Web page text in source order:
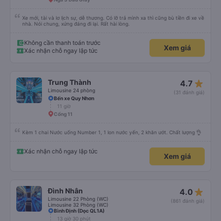
Xe mới, tài và lơ lịch sự, dễ thương. Có lỡ trả mình xa thì cũng bù tiền đi xe về
nhà. Nói chung, xứng đáng đi lại. Rất hài lòng.
Không cần thanh toán trước
Xác nhận chỗ ngay lập tức
Xem giá
Trung Thành
Limousine 24 phòng
4.7 star_rate
(31 đánh giá)
Bến xe Quy Nhơn
11 giờ
Cổng 11
Kèm 1 chai Nước uống Number 1, 1 lon nước yến, 2 khăn ướt. Chất lượng 👌
Xác nhận chỗ ngay lập tức
Xem giá
Đình Nhân
Limousine 22 Phòng (WC)
Limousine 32 Phòng (WC)
4.0 star_rate
(861 đánh giá)
Bình Định (Dọc QL1A)
13 giờ 30 phút